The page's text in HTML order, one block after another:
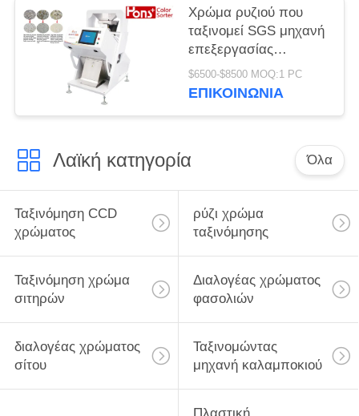
Χρώμα ρυζιού που
ταξινομεί SGS μηχανή
επεξεργασίας
διαχωριστών
εικονοκυττάρου 54
$6500-$8500 MOQ:1 PC
ΕΠΙΚΟΙΝΩΝΙΑ
Λαϊκή κατηγορία Όλα
Ταξινόμηση CCD
χρώματος
ρύζι χρώμα
ταξινόμησης
Ταξινόμηση χρώμα
σιτηρών
Διαλογέας χρώματος
φασολιών
διαλογέας χρώματος
σίτου
Ταξινομώντας
μηχανή καλαμποκιού